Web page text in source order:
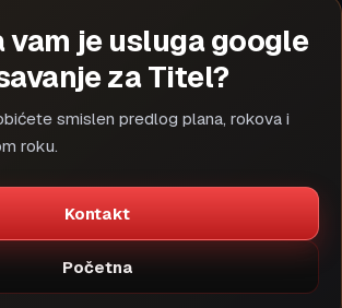
vam je usluga google
za Titel?
smislen predlog plana, rokova i
roku.
Kontakt
Početna